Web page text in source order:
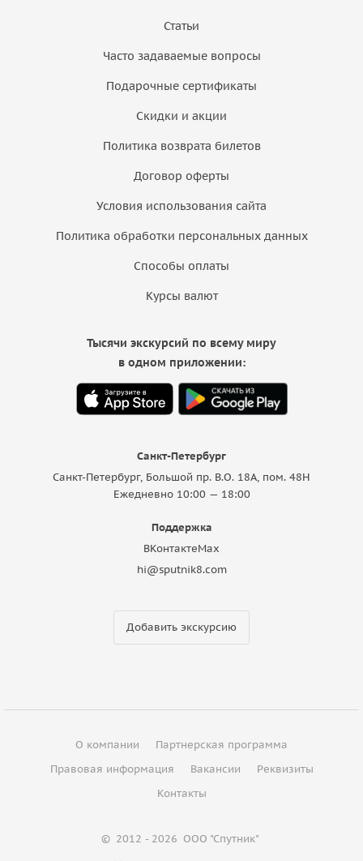
Статьи
Часто задаваемые вопросы
Подарочные сертификаты
Скидки и акции
Политика возврата билетов
Договор оферты
Условия использования сайта
Политика обработки персональных данных
Способы оплаты
Курсы валют
Санкт-Петербург
Санкт-Петербург, Большой пр. В.О. 18A, пом. 48Н
Ежедневно 10:00 — 18:00
Поддержка
ВКонтактеMax
hi@sputnik8.com
Добавить экскурсию
Тысячи экскурсий по всему миру
в одном приложении:
О компании
Партнерская программа
Правовая информация
Вакансии
Реквизиты
Контакты
© 2012 - 2026 ООО "Спутник"